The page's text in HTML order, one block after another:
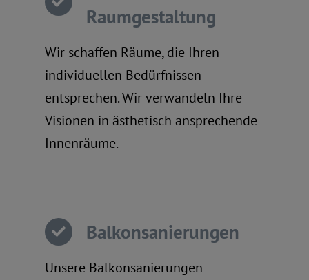
Raumgestaltung
Wir schaffen Räume, die Ihren
individuellen Bedürfnissen
entsprechen. Wir verwandeln Ihre
Visionen in ästhetisch ansprechende
Innenräume.
Balkonsanierungen
Unsere Balkonsanierungen